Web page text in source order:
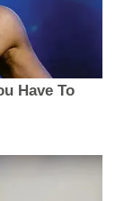
Have To